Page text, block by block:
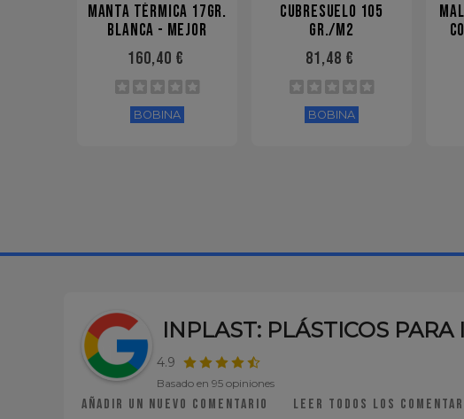
MANTA TÉRMICA 17GR.
BLANCA - MEJOR
PRECIO!
160,40 €
BOBINA
CUBRESUELO 105
GR./M2
81,48 €
BOBINA
INPLAST: PLÁSTICOS
4.9
Basado en 95 opiniones
Añadir un nuevo comentario Leer todos los